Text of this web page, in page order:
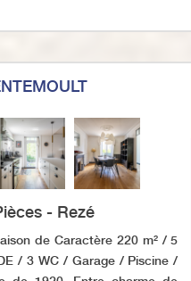
- Rezé
de Caractère 220 m² / 5
/ 3 WC / Garage / Piscine /